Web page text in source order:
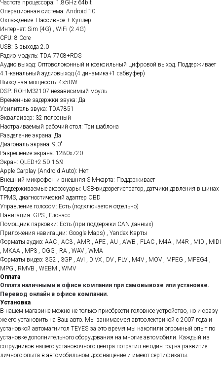
Частота процессора: 1.8GHz 64bit
Операционная система: Android 10
Охлаждение: Пассивное + Куллер
Интернет: Sim (4G) , WiFi (2.4G)
CPU: 8 Core
USB: 3 выхода 2.0
Радио модуль: TDA 7708+RDS
Аудио выход: Оптоволоконный и коаксильный цифровой выход. Поддерживает
4.1-канальный аудиовыход (4 динамика+1 сабвуфер)
Выходная мощность: 4x50W
DSP: ROHM32107 независимый моуль
Временные задержки звука: Да
Усилитель звука: TDA7851
Эквалайзер: 32 полосный
Настраиваемый рабочий стол: Три шаблона
Разделение экрана: Да
Диагональ экрана: 9.0"
Разрешение экрана: 1280x720
Экран: QLED+2.5D 16:9
Apple Carplay (Android Auto): Нет
Внешний микрофон и внешняя SIM-карта: Поддерживает
Поддерживаемые аксессуары: USB-видеорегистратор, датчики давления в шинах
TPMS, диагностический адаптер OBD
Управление голосом: Есть (подключается отдельно)
Навигация: GPS , Глонасс
Помощник парковки: Есть (при поддержки CAN данных)
Приложения навигации: Google Maps) , Yandex.Карты
Форматы аудио: AAC , AC3 , AMR , APE , AU , AWB , FLAC , M4A , M4R , MID , MIDI
, MKAA , MP3 , OGG , RA , WAV , WMA
Форматы видео: 3G2 , 3GP , AVI , DIVX , DV , FLV , M4V , MOV , MPEG , MPEG4 ,
MPG , RMVB , WEBM , WMV
Оплата
Оплата наличными в офисе компании при самовывозе или установке.
Перевод онлайн в офисе компании.
Установка
В нашем магазине можно не только приобрести головное устройство, но и сразу
же его установить на Ваш авто. Мы занимаемся автоэлектрикой с 2007 года и
установкой автомагнитол TEYES за это время мы накопили огромный опыт по
установке дополнительного оборудования на многие автомобили. Каждый из
сотрудников нашего установочного центра потратил не один год на развитие
личного опыта в автомобильном дооснащение и имеют сертификаты.